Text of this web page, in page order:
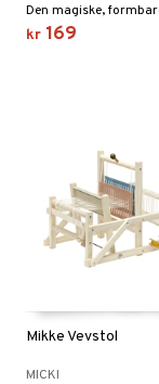
kr 169
Mikke Vevstol
MICKI